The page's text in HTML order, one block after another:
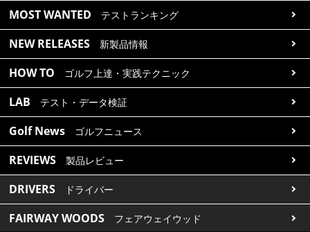
MOST WANTED テストランキング
NEW RELEASES 新製品情報
HOW TO ゴルフ上達・実践テクニック
LAB テスト・データ検証
Golf News ゴルフニュース
REVIEWS 製品レビュー
DRIVERS ドライバー
FAIRWAY WOODS フェアウェイウッド